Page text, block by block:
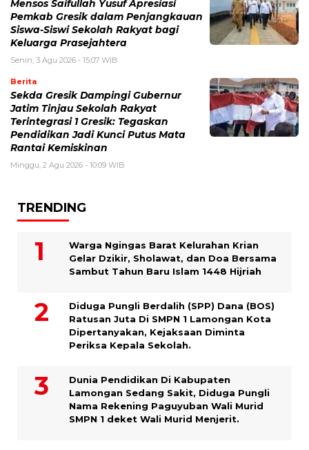
Mensos Saifullah Yusuf Apresiasi
Pemkab Gresik dalam Penjangkauan
Siswa-Siswi Sekolah Rakyat bagi
Keluarga Prasejahtera
Senin, 3 Agu 2026 - 15:07 WIB
Berita
Sekda Gresik Dampingi Gubernur
Jatim Tinjau Sekolah Rakyat
Terintegrasi 1 Gresik: Tegaskan
Pendidikan Jadi Kunci Putus Mata
Rantai Kemiskinan
Minggu, 2 Agu 2026 - 10:09 WIB
TRENDING
Warga Ngingas Barat Kelurahan Krian
Gelar Dzikir, Sholawat, dan Doa Bersama
Sambut Tahun Baru Islam 1448 Hijriah
Diduga Pungli Berdalih (SPP) Dana (BOS)
Ratusan Juta Di SMPN 1 Lamongan Kota
Dipertanyakan, Kejaksaan Diminta
Periksa Kepala Sekolah.
Dunia Pendidikan Di Kabupaten
Lamongan Sedang Sakit, Diduga Pungli
Nama Rekening Paguyuban Wali Murid
SMPN 1 deket Wali Murid Menjerit.